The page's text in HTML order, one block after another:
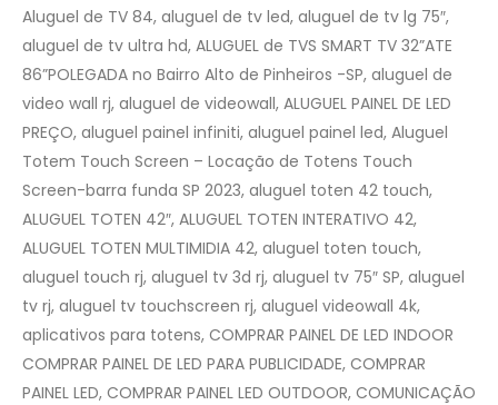
Aluguel de TV 84, aluguel de tv led, aluguel de tv lg 75″,
aluguel de tv ultra hd, ALUGUEL de TVS SMART TV 32”ATE
86”POLEGADA no Bairro‎ Alto de Pinheiros‎ -SP, aluguel de
video wall rj, aluguel de videowall, ALUGUEL PAINEL DE LED
PREÇO, aluguel painel infiniti, aluguel painel led, Aluguel
Totem Touch Screen – Locação de Totens Touch
Screen-barra funda SP 2023, aluguel toten 42 touch,
ALUGUEL TOTEN 42″, ALUGUEL TOTEN INTERATIVO 42,
ALUGUEL TOTEN MULTIMIDIA 42, aluguel toten touch,
aluguel touch rj, aluguel tv 3d rj, aluguel tv 75″ SP, aluguel
tv rj, aluguel tv touchscreen rj, aluguel videowall 4k,
aplicativos para totens, COMPRAR PAINEL DE LED INDOOR
COMPRAR PAINEL DE LED PARA PUBLICIDADE, COMPRAR
PAINEL LED, COMPRAR PAINEL LED OUTDOOR, COMUNICAÇÃO